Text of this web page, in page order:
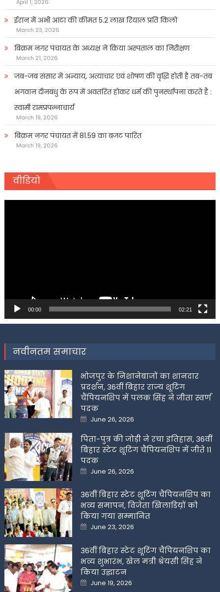
April 1, 2026
ईरान में अभी आटा की कीमत 5.2 लाख रियाल प्रति किलो
March 23, 2026
बिक्रम नगर पंचायत के अध्यक्ष ने किया अस्पताल का निरीक्षण
March 21, 2026
जब-जब संसार में अन्याय, अत्याचार एवं शोषण की वृद्धि होती है तब-तब
भगवान दीनबंधु के रूप में अवतरित होकर धर्म की पुनर्स्थापना करते हैं :
स्वामी रामप्रपन्नाचार्य
March 19, 2026
बिक्रम नगर पंचायत में 81.59 का बजट पारित
March 19, 2026
वीडियो
00:00 02:21
नवीनतम समाचार
भोजपुर के निशानेबाजों का शानदार
प्रदर्शन, 36वीं बिहार राज्य शूटिंग
चैंपियनशिप में पलक सिंह ने जीता स्वर्ण
पदक
Posted
on
June 26, 2026
पिता-पुत्र की जोड़ी ने रचा इतिहास, 36वीं
बिहार स्टेट शूटिंग चैंपियनशिप में जीते 11
पदक
Posted
on
June 26, 2026
36वीं बिहार स्टेट शूटिंग चैंपियनशिप का
भव्य समापन, विजेता खिलाडिय़ों को
किया गया सम्मानित
Posted
on
June 23, 2026
36वीं बिहार स्टेट शूटिंग चैंपियनशिप का
भव्य शुभारंभ, खेल मंत्री श्रेयसी सिंह ने
किया उद्घाटन
Posted
on
June 19, 2026